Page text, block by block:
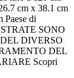
cm x 38.1 cm
Paese di
SONO
DIVERSO
DEL
Scopri